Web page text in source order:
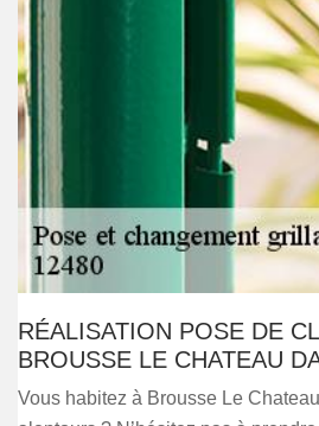
RÉALISATION POSE DE
BROUSSE LE CHATEAU
Vous habitez à Brousse Le